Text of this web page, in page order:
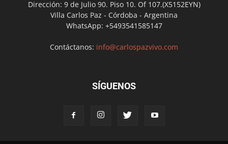
Dirección: 9 de Julio 90. Piso 10. Of 107.(X5152EYN)
Villa Carlos Paz - Córdoba - Argentina
WhatsApp: +5493541585147
Contáctanos: info@carlospazvivo.com
SÍGUENOS